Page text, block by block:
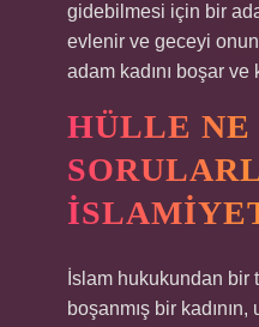
gidebilmesi için bir
evlenir ve geceyi
adam kadını boşar ve
HÜLLE NE
İslam hukukundan bir
boşanmış bir